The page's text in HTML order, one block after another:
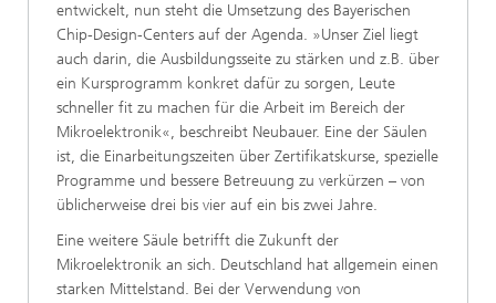
entwickelt, nun steht die Umsetzung des Bayerischen
Chip-Design-Centers auf der Agenda. »Unser Ziel liegt
auch darin, die Ausbildungsseite zu stärken und z.B. über
ein Kursprogramm konkret dafür zu sorgen, Leute
schneller fit zu machen für die Arbeit im Bereich der
Mikroelektronik«, beschreibt Neubauer. Eine der Säulen
ist, die Einarbeitungszeiten über Zertifikatskurse, spezielle
Programme und bessere Betreuung zu verkürzen – von
üblicherweise drei bis vier auf ein bis zwei Jahre.
Eine weitere Säule betrifft die Zukunft der
Mikroelektronik an sich. Deutschland hat allgemein einen
starken Mittelstand. Bei der Verwendung von